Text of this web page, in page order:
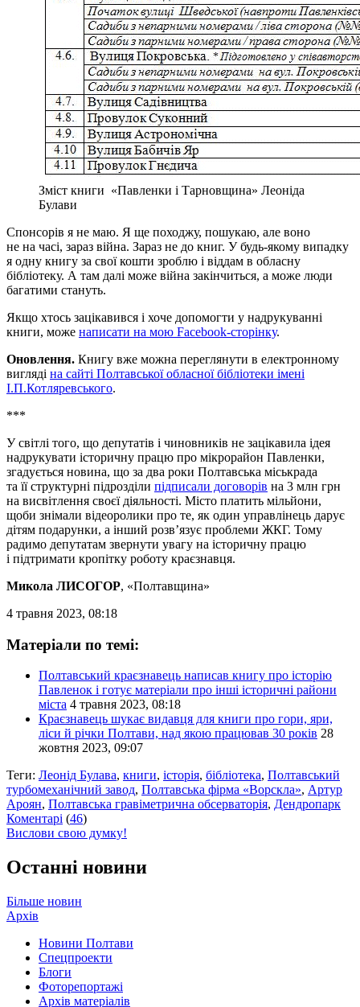
Зміст книги «Павленки і Тарновщина» Леоніда
Булави
Спонсорів я не маю. Я ще походжу, пошукаю, але воно
не на часі, зараз війна. Зараз не до книг. У будь-якому випадку
я одну книгу за свої кошти зроблю і віддам в обласну
бібліотеку. А там далі може війна закінчиться, а може люди
багатими стануть.
Якщо хтось зацікавився і хоче допомогти у надрукуванні
книги, може написати на мою Facebook-сторінку.
Оновлення. Книгу вже можна переглянути в електронному
вигляді на сайті Полтавської обласної бібліотеки імені
І.П.Котляревського.
***
У світлі того, що депутатів і чиновників не зацікавила ідея
надрукувати історичну працю про мікрорайон Павленки,
згадується новина, що за два роки Полтавська міськрада
та її структурні підрозділи підписали договорів на 3 млн грн
на висвітлення своєї діяльності. Місто платить мільйони,
щоби знімали відеоролики про те, як один управлінець дарує
дітям подарунки, а інший розв’язує проблеми ЖКГ. Тому
радимо депутатам звернути увагу на історичну працю
і підтримати кропітку роботу краєзнавця.
Микола ЛИСОГОР, «Полтавщина»
4 травня 2023, 08:18
Матеріали по темі:
Полтавський краєзнавець написав книгу про історію
Павленок і готує матеріали про інші історичні райони
міста 4 травня 2023, 08:18
Краєзнавець шукає видавця для книги про гори, яри,
ліси й річки Полтави, над якою працював 30 років 28
жовтня 2023, 09:07
Теги: Леонід Булава, книги, історія, бібліотека, Полтавський
турбомеханічний завод, Полтавська фірма «Ворскла», Артур
Ароян, Полтавська гравіметрична обсерваторія, Дендропарк
Коментарі (46)
Вислови свою думку!
Останні новини
Більше новин
Архів
Новини Полтави
Спецпроекти
Блоги
Фоторепортажі
Архів матеріалів